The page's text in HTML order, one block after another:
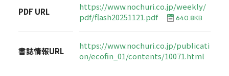
PDF URL
https://www.nochuri.co.jp/weekly/
pdf/flash20251121.pdf
640.8KB
書誌情報URL
https://www.nochuri.co.jp/publicati
on/ecofin_01/contents/10071.html